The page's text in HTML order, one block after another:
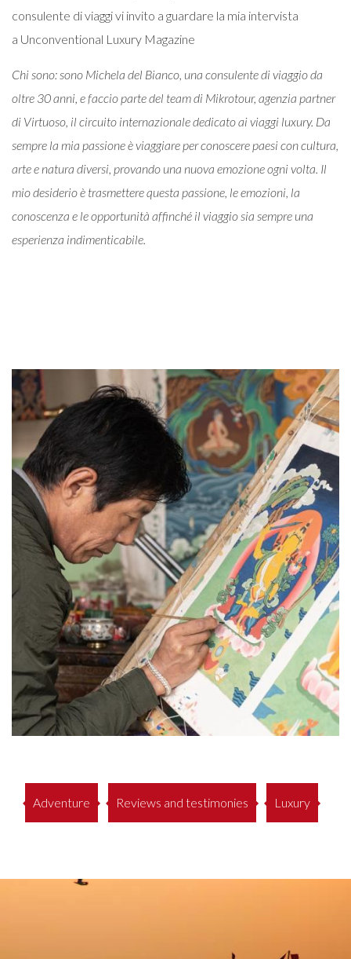
consulente di viaggi vi invito a guardare la mia intervista
a Unconventional Luxury Magazine
Chi sono: sono Michela del Bianco, una consulente di viaggio da
oltre 30 anni, e faccio parte del team di Mikrotour, agenzia partner
di Virtuoso, il circuito internazionale dedicato ai viaggi luxury. Da
sempre la mia passione è viaggiare per conoscere paesi con cultura,
arte e natura diversi, provando una nuova emozione ogni volta. Il
mio desiderio è trasmettere questa passione, le emozioni, la
conoscenza e le opportunità affinché il viaggio sia sempre una
esperienza indimenticabile.
Adventure Reviews and testimonies Luxury